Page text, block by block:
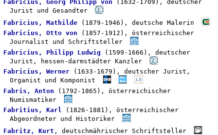
Fabricius, Georg Philipp von (1632-1709), deutscher
Jurist und Gesandter
Fabricius, Mathilde (1879-1946), deutsche Malerin
Fabricius, Otto von (1857-1912), österreichischer
Journalist und Schriftsteller
Fabricius, Philipp Ludwig (1599-1666), deutscher
Jurist, hessen-darmstädter Kanzler
Fabricius, Werner (1633-1679), deutscher Jurist,
Organist und Komponist
Fabris, Anton (1792-1865), österreichischer
Numismatiker
Fabritius, Karl (1826-1881), österreichischer
Abgeordneter und Historiker
Fabritz, Kurt , deutschmährischer Schriftsteller